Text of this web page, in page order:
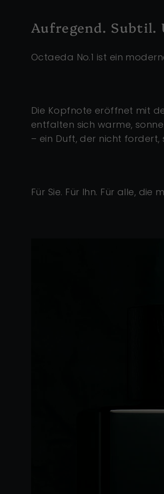
Aufregend. Subtil.
Octaeda No.1 ist ein
Die Kopfnote eröffnet mit
entfalten sich warme,
– ein Duft, der nicht fordert,
Für Sie. Für Ihn. Für alle, die